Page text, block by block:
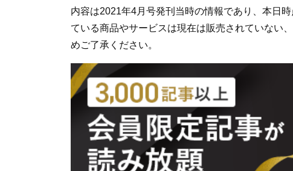
内容は2021年4月号発刊当時の情報であり、本日
ている商品やサービスは現在は販売されていない
めご了承ください。